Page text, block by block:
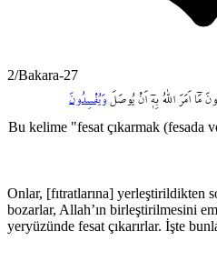
2/Bakara-27
مَٓا اَمَرَ اللّٰهُ بِه۪ٓ اَنْ يُوصَلَ وَيُفْسِدُونَ
Bu kelime "fesat çıkarmak (fesada
Onlar, [fıtratlarına] yerleştirildikten
bozarlar, Allah’ın birleştirilmesini
yeryüzünde fesat çıkarırlar. İşte